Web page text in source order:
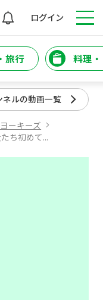
ログイン
旅行 料理
ネルの動画一覧
ーキーズ
ち初めて...